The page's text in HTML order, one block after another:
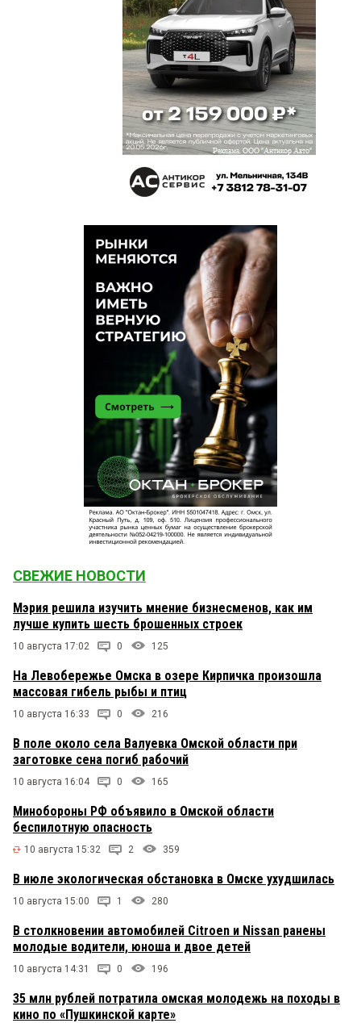
СВЕЖИЕ НОВОСТИ
Мэрия решила изучить мнение бизнесменов, как им
лучше купить шесть брошенных строек
10 августа 17:02 0 125
На Левобережье Омска в озере Кирпичка произошла
массовая гибель рыбы и птиц
10 августа 16:33 0 216
В поле около села Валуевка Омской области при
заготовке сена погиб рабочий
10 августа 16:04 0 165
Минобороны РФ объявило в Омской области
беспилотную опасность
10 августа 15:32 2 359
В июле экологическая обстановка в Омске ухудшилась
10 августа 15:00 1 280
В столкновении автомобилей Citroen и Nissan ранены
молодые водители, юноша и двое детей
10 августа 14:31 0 196
35 млн рублей потратила омская молодежь на походы в
кино по «Пушкинской карте»